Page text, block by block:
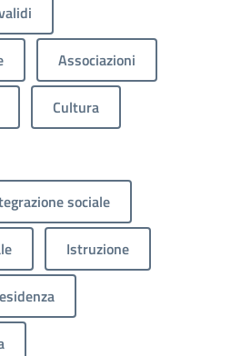
Associazioni
Cultura
sociale
Istruzione